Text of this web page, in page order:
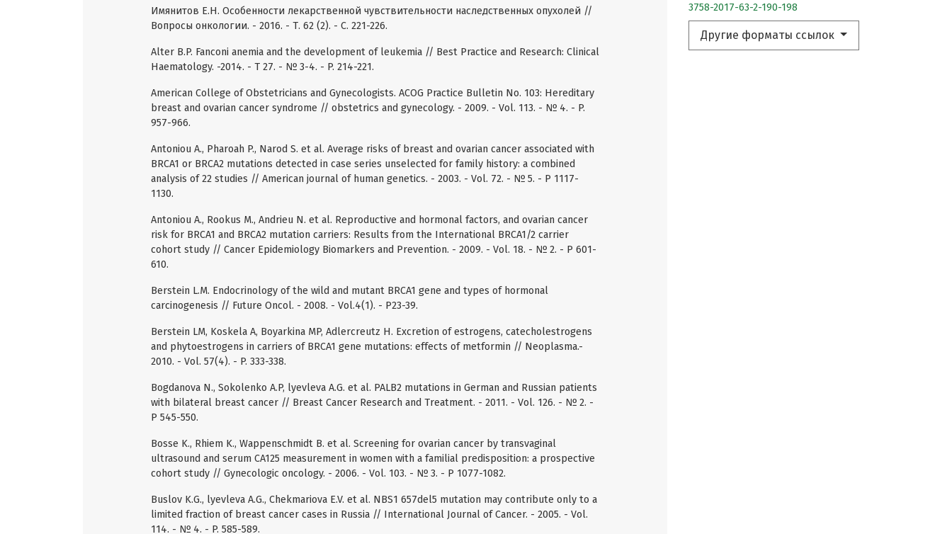
3758-2017-63-2-190-198
Другие форматы ссылок
Имянитов Е.Н. Особенности лекарственной чувствительности наследственных опухолей //
Вопросы онкологии. - 2016. - Т. 62 (2). - C. 221-226.
Alter B.P. Fanconi anemia and the development of leukemia // Best Practice and Research: Clinical
Haematology. -2014. - Т 27. - № 3-4. - P. 214-221.
American College of Obstetricians and Gynecologists. ACOG Practice Bulletin No. 103: Hereditary
breast and ovarian cancer syndrome // obstetrics and gynecology. - 2009. - Vol. 113. - № 4. - P.
957-966.
Antoniou A., Pharoah P., Narod S. et al. Average risks of breast and ovarian cancer associated with
BRCA1 or BRCA2 mutations detected in case series unselected for family history: a combined
analysis of 22 studies // American journal of human genetics. - 2003. - Vol. 72. - № 5. - P 1117-
1130.
Antoniou A., Rookus M., Andrieu N. et al. Reproductive and hormonal factors, and ovarian cancer
risk for BRCA1 and BRCA2 mutation carriers: Results from the International BRCA1/2 carrier
cohort study // Cancer Epidemiology Biomarkers and Prevention. - 2009. - Vol. 18. - № 2. - P 601-
610.
Berstein L.M. Endocrinology of the wild and mutant BRCA1 gene and types of hormonal
carcinogenesis // Future Oncol. - 2008. - Vol.4(1). - P23-39.
Berstein LM, Koskela A, Boyarkina MP, Adlercreutz H. Excretion of estrogens, catecholestrogens
and phytoestrogens in carriers of BRCA1 gene mutations: effects of metformin // Neoplasma.-
2010. - Vol. 57(4). - P. 333-338.
Bogdanova N., Sokolenko A.P, lyevleva A.G. et al. PALB2 mutations in German and Russian patients
with bilateral breast cancer // Breast Cancer Research and Treatment. - 2011. - Vol. 126. - № 2. -
P 545-550.
Bosse K., Rhiem K., Wappenschmidt B. et al. Screening for ovarian cancer by transvaginal
ultrasound and serum CA125 measurement in women with a familial predisposition: a prospective
cohort study // Gynecologic oncology. - 2006. - Vol. 103. - № 3. - P 1077-1082.
Buslov K.G., lyevleva A.G., Chekmariova E.V. et al. NBS1 657del5 mutation may contribute only to a
limited fraction of breast cancer cases in Russia // International Journal of Cancer. - 2005. - Vol.
114. - № 4. - P. 585-589.